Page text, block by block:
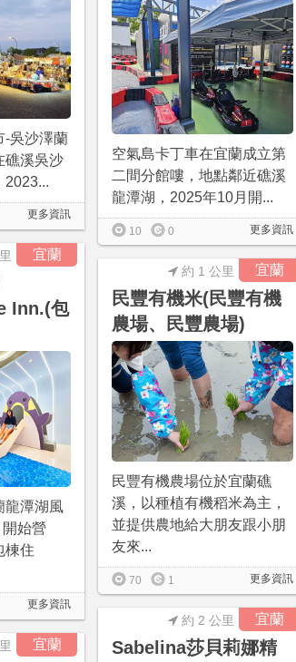
-吳沙澤蘭
礁溪吳沙
2023...
更多資訊
空氣島卡丁車在宜蘭成立第
二間分館嘍，地點鄰近礁溪
龍潭湖，2025年10月開...
更多資訊
10 0
宜蘭
Inn.(包
龍潭湖風
始營
棟住
更多資訊
宜蘭
民豐有機米(民豐有機
農場、民豐農場)
約 1 公里
民豐有機農場位於宜蘭礁
溪，以種植有機稻米為主，
並提供農地給大朋友跟小朋
友來...
更多資訊
70 1
宜蘭
Sabelina莎貝莉娜精
約 2 公里
宜蘭